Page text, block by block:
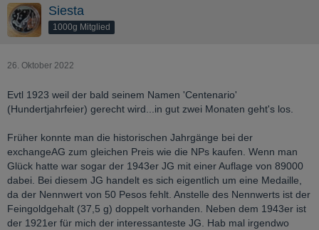
Siesta
1000g Mitglied
26. Oktober 2022
Evtl 1923 weil der bald seinem Namen 'Centenario'
(Hundertjahrfeier) gerecht wird...in gut zwei Monaten geht's los.
Früher konnte man die historischen Jahrgänge bei der
exchangeAG zum gleichen Preis wie die NPs kaufen. Wenn man
Glück hatte war sogar der 1943er JG mit einer Auflage von 89000
dabei. Bei diesem JG handelt es sich eigentlich um eine Medaille,
da der Nennwert von 50 Pesos fehlt. Anstelle des Nennwerts ist der
Feingoldgehalt (37,5 g) doppelt vorhanden. Neben dem 1943er ist
der 1921er für mich der interessanteste JG. Hab mal irgendwo